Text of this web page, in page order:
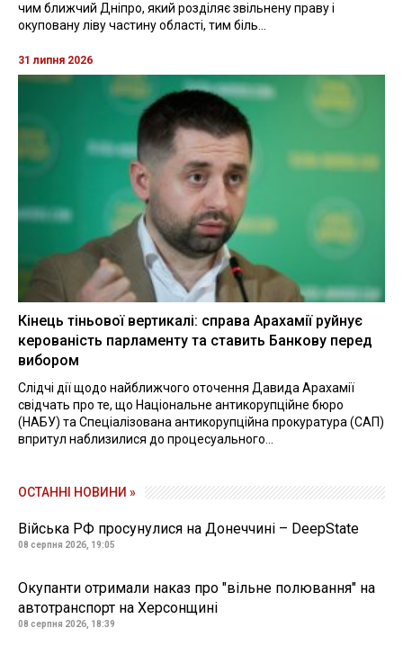
чим ближчий Дніпро, який розділяє звільнену праву і
окуповану ліву частину області, тим біль...
31 липня 2026
Кінець тіньової вертикалі: справа Арахамії руйнує
керованість парламенту та ставить Банкову перед
вибором
Слідчі дії щодо найближчого оточення Давида Арахамії
свідчать про те, що Національне антикорупційне бюро
(НАБУ) та Спеціалізована антикорупційна прокуратура (САП)
впритул наблизилися до процесуального...
ОСТАННІ НОВИНИ »
Війська РФ просунулися на Донеччині – DeepState
08 серпня 2026, 19:05
Окупанти отримали наказ про "вільне полювання" на
автотранспорт на Херсонщині
08 серпня 2026, 18:39